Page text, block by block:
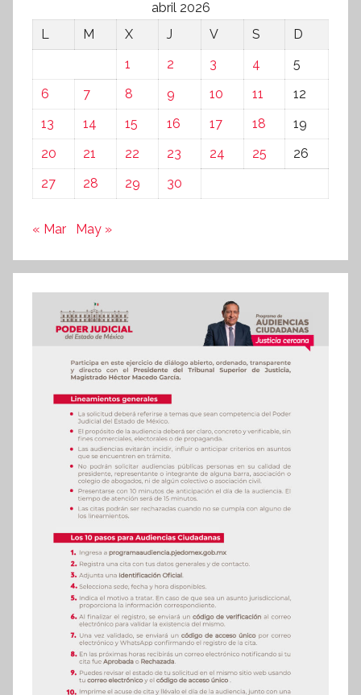
abril 2026
L
M X J V S
D
1
2 3 4
5
6
7 8 9 10 11
12
13
14 15 16 17 18
19
20
21 22 23 24 25
26
27
28 29 30
« Mar May »